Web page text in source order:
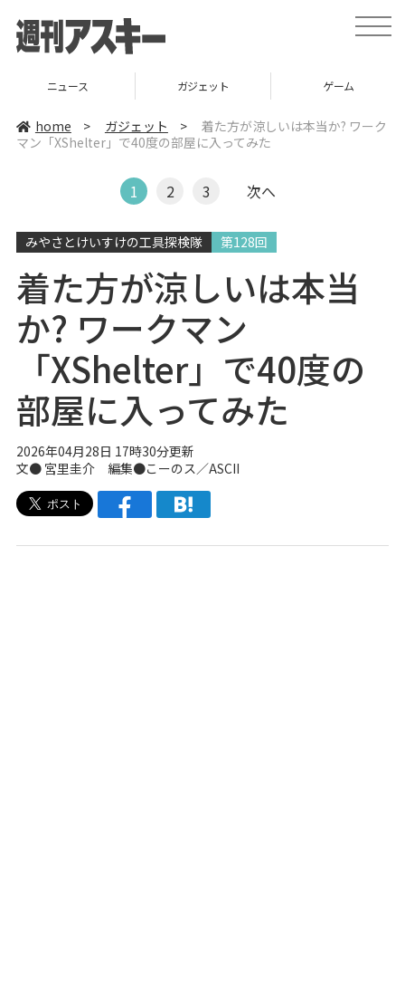
t
o
v
ニュース ガジェット ゲーム
home > ガジェット >
着た方が涼しいは本当か? ワーク
マン「XShelter」で40度の部屋に入ってみた
1 2 3 次へ
みやさとけいすけの工具探検隊 第128回
着た方が涼しいは本当
か? ワークマン
「XShelter」で40度の
部屋に入ってみた
2026年04月28日 17時30分更新
文● 宮里圭介 編集●こーのス／ASCII